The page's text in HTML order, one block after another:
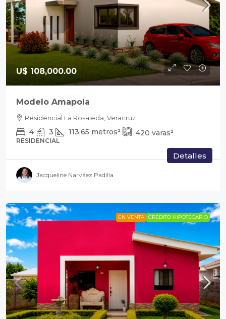
U$ 108,000.00
Modelo Amapola
Residencial La Rosaleda, Veracruz
4 3 113.65 metros² 420 varas²
RESIDENCIAL
Detalles
Jacqueline Narváez Padilla
EN VENTA CRÉDITO HIPOTECARIO